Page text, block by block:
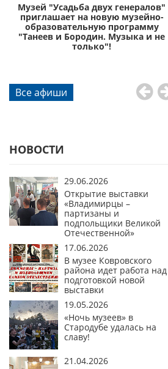
Музей "Усадьба двух генералов"
приглашает на новую музейно-
образовательную программу
"Танеев и Бородин. Музыка и не
только"!
Все афиши
НОВОСТИ
29.06.2026
Открытие выставки
«Владимирцы –
партизаны и
подпольщики Великой
Отечественной»
17.06.2026
В музее Ковровского
района идет работа над
подготовкой новой
выставки
19.05.2026
«Ночь музеев» в
Стародубе удалась на
славу!
21.04.2026